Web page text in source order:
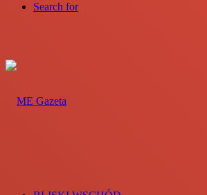
Search for